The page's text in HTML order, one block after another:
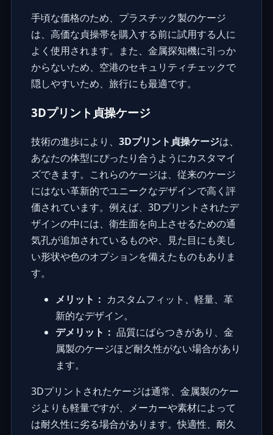
手頃な価格のため、プラスチック製のケージ
は、高価な貞操帯を購入する前に試用する人に
よく使用されます。また、金属探知機に引っか
からないため、空港のセキュリティチェックで
隠しやすいため、旅行にも最適です。
3Dプリント貞操ケージ
技術の進歩により、 3Dプリント貞操ケージは、
あなたの体型にぴったり合うようにカスタマイ
ズできます。これらのケージは、従来のケージ
にはない革新的でユニークなデザインで高く評
価されています。例えば、3Dプリントされたデ
ザインの中には、衛生面を向上させるための通
気孔が追加されているものや、見た目にも美し
い形状や色のオプションを備えたものもありま
す。
メリット： カスタムフィット、軽量、革
新的なデザイン。
デメリット： 品質にばらつきがあり、金
属製のケージほど耐久性がない場合があり
ます。
3Dプリントされたケージは通常、金属製のケー
ジよりも軽量ですが、メーカーや素材によって
は耐久性に劣る場合があります。快適性、耐久